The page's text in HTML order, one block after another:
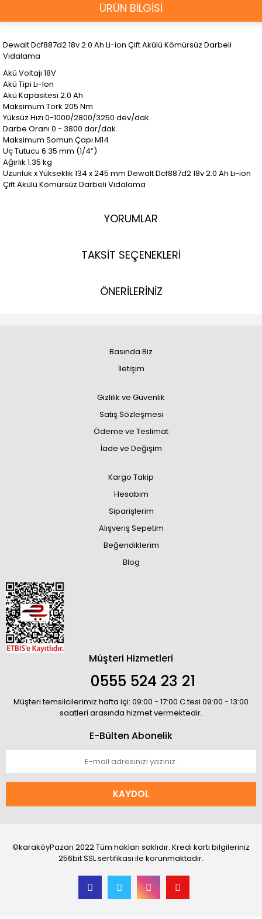
ÜRÜN BİLGİSİ
Dewalt Dcf887d2 18v 2.0 Ah Li-ion Çift Akülü Kömürsüz Darbeli
Vidalama
Akü Voltajı 18V
Akü Tipi Li-Ion
Akü Kapasitesi 2.0 Ah
Maksimum Tork 205 Nm
Yüksüz Hızı 0-1000/2800/3250 dev/dak.
Darbe Oranı 0 - 3800 dar/dak.
Maksimum Somun Çapı M14
Uç Tutucu 6.35 mm (1/4”)
Ağırlık 1.35 kg
Uzunluk x Yükseklik 134 x 245 mm Dewalt Dcf887d2 18v 2.0 Ah Li-ion
Çift Akülü Kömürsüz Darbeli Vidalama
YORUMLAR
TAKSİT SEÇENEKLERİ
ÖNERİLERİNİZ
Basında Biz
İletişim
Gizlilik ve Güvenlik
Satış Sözleşmesi
Ödeme ve Teslimat
İade ve Değişim
Kargo Takip
Hesabım
Siparişlerim
Alışveriş Sepetim
Beğendiklerim
Blog
Müşteri Hizmetleri
0555 524 23 21
Müşteri temsilcilerimiz hafta içi: 09:00 - 17:00 C.tesi 09:00 - 13:00
saatleri arasında hizmet vermektedir.
E-Bülten Abonelik
KAYDOL
©karaköyPazarı 2022 Tüm hakları saklıdır. Kredi kartı bilgileriniz
256bit SSL sertifikası ile korunmaktadır.